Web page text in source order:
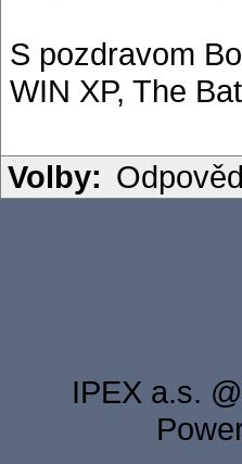
S pozdravom
WIN XP, The
Volby:
IPEX a.s.